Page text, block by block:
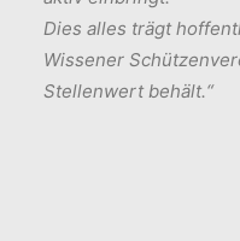
Dies alles trägt
Wissener
Stellenwert behält.“